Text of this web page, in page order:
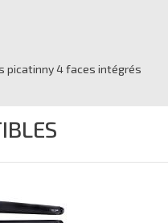
picatinny 4 faces intégrés